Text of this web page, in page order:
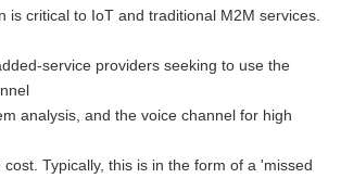
critical to IoT and traditional M2M services.
service providers seeking to use the
analysis, and the voice channel for high
Typically, this is in the form of a 'missed